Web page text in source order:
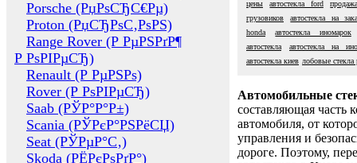
Porsche (РџРѕСЂС€Рµ)
Proton (РџСЂРѕС‚РѕРЅ)
Range Rover (Р РµРЅРґР¶
Р РѕРІРµСЂ)
Renault (Р РµРЅРѕ)
Rover (Р РѕРІРµСЂ)
Saab (РЎР°Р°Р±)
Scania (РЎРєР°РЅРёСЏ)
Seat (РЎРµР°С‚)
Skoda (РЁРєРѕРґР°)
цены
автостекла ford
грузовиков
автостекла на
honda
автостекла иномарок
автостекла
автостекла на
автостекла киев лобовые
Автомобильные
составляющая часть
автомобиля, от
управления и
дороге. Поэтому,